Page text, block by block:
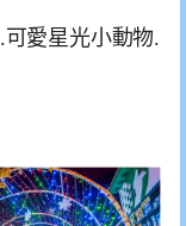
愛星光小動物.